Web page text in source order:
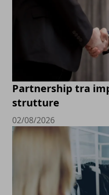
Partnership tra
strutture
02/08/2026